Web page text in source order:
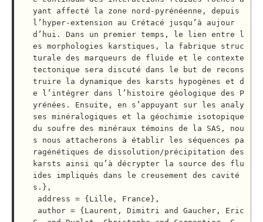
yant affecté la zone nord-pyrénéenne, depuis
l’hyper-extension au Crétacé jusqu’à aujour
d’hui. Dans un premier temps, le lien entre l
es morphologies karstiques, la fabrique struc
turale des marqueurs de fluide et le contexte
tectonique sera discuté dans le but de recons
truire la dynamique des karsts hypogènes et d
e l’intégrer dans l’histoire géologique des P
yrénées. Ensuite, en s’appuyant sur les analy
ses minéralogiques et la géochimie isotopique
du soufre des minéraux témoins de la SAS, nou
s nous attacherons à établir les séquences pa
ragénétiques de dissolution/précipitation des
karsts ainsi qu’à décrypter la source des flu
ides impliqués dans le creusement des cavité
s.},